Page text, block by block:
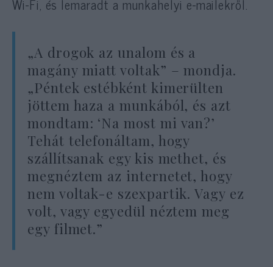
Wi-Fi, és lemaradt a munkahelyi e-mailekről.
„A drogok az unalom és a
magány miatt voltak” – mondja.
„Péntek estébként kimerülten
jöttem haza a munkából, és azt
mondtam: ‘Na most mi van?’
Tehát telefonáltam, hogy
szállítsanak egy kis methet, és
megnéztem az internetet, hogy
nem voltak-e szexpartik. Vagy ez
volt, vagy egyedül néztem meg
egy filmet.”